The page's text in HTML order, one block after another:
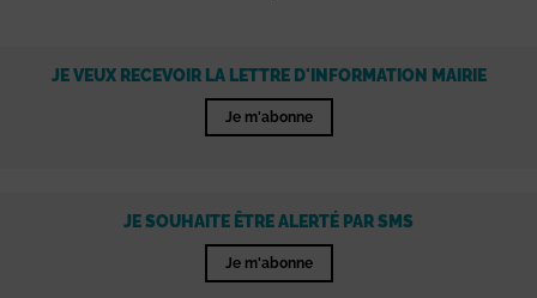
JE VEUX RECEVOIR LA LETTRE D'INFORMATION MAIRIE
Je m'abonne
JE SOUHAITE ÊTRE ALERTÉ PAR SMS
Je m'abonne